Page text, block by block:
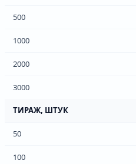
500
1000
2000
3000
ТИРАЖ, ШТУК
50
100